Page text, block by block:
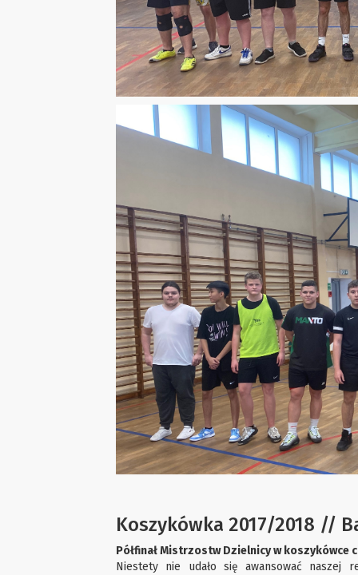
Koszykówka 2017/2018 //
Półfinał Mistrzostw Dzielnicy w koszykówce
Niestety nie udało się awansować naszej